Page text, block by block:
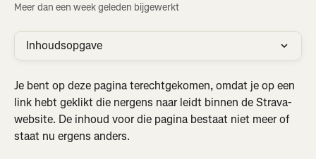
Meer dan een week geleden bijgewerkt
Inhoudsopgave
Je bent op deze pagina terechtgekomen, omdat je op een
link hebt geklikt die nergens naar leidt binnen de Strava-
website. De inhoud voor die pagina bestaat niet meer of
staat nu ergens anders.